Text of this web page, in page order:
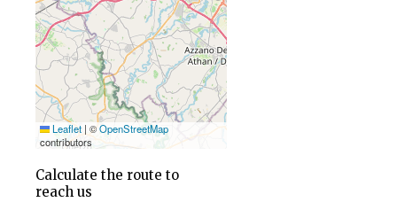
Leaflet | ©OpenStreetMap
contributors
Calculate the route to
reach us